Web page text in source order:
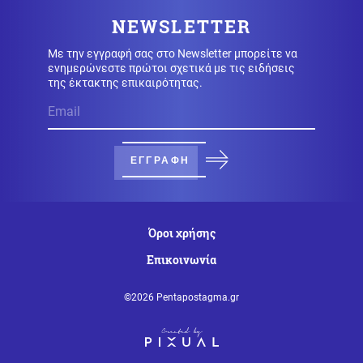
Καιρός 09.08.2026 - 09:24
Καιρός: Έως 39 βαθμούς σήμερα - Που θα έχει
μελτέμια
09.08.2026 - 09:18
Μειωμένη Σύνταξη: Όσα πρέπει να γνωρίζετε – Τα
«κλειδιά» για την τελική επιλογή
09.08.2026 - 09:11
Το σπίτι του τρόμου στο Άινταχο: Η νύχτα που 4
φοιτητές δολοφονήθηκαν μέσα σε λίγα λεπτά
Κορυφώνεται η έξοδος του Αυγούστου: Γεμάτα πλοία
NEWSLETTER
Με την εγγραφή σας στο Newsletter μπορείτε να
ενημερώνεστε πρώτοι σχετικά με τις ειδήσεις
της έκτακτης επικαιρότητας.
ΕΓΓΡΑΦΗ
Όροι χρήσης
Επικοινωνία
©2026 Pentapostagma.gr